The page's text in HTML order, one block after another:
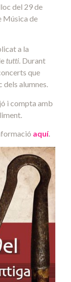
del 29 de
Música de
a la
tutti. Durant
que
dels alumnes.
i compta amb
aquí.